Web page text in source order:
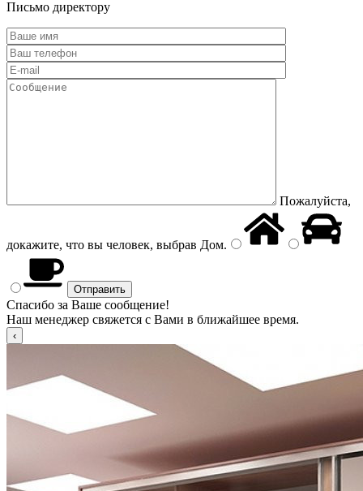
Письмо директору
Пожалуйста,
докажите, что вы человек, выбрав Дом.
Спасибо за Ваше сообщение!
Наш менеджер свяжется с Вами в ближайшее время.